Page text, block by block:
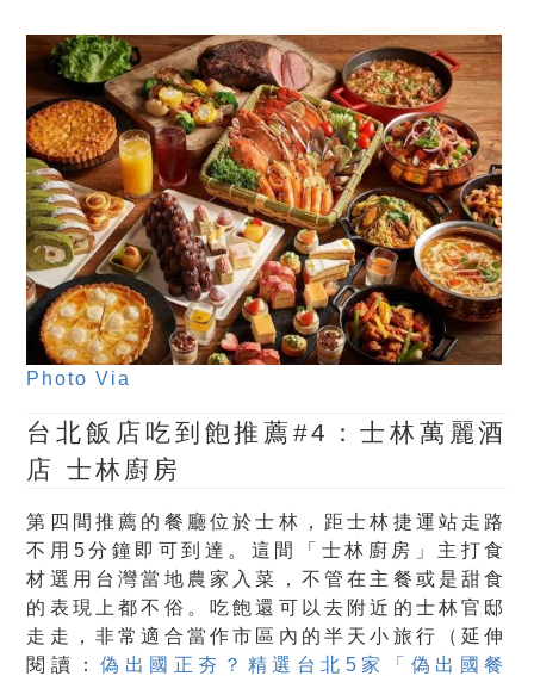
Photo Via
台北飯店吃到飽推薦#4：士林萬麗酒
店 士林廚房
第四間推薦的餐廳位於士林，距士林捷運站走路
不用5分鐘即可到達。這間「士林廚房」主打食
材選用台灣當地農家入菜，不管在主餐或是甜食
的表現上都不俗。吃飽還可以去附近的士林官邸
走走，非常適合當作市區內的半天小旅行（延伸
閱讀：偽出國正夯？精選台北5家「偽出國餐